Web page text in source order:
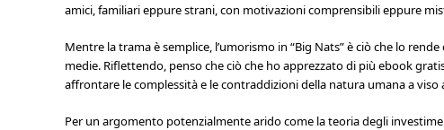
amici, familiari eppure strani, con motivazioni comprensibili eppure
Mentre la trama è semplice, l’umorismo in “Big Nats” è ciò che lo
medie. Riflettendo, penso che ciò che ho apprezzato di più ebook
affrontare le complessità e le contraddizioni della natura umana a
Per un argomento potenzialmente arido come la teoria degli